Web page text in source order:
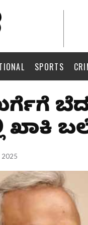
SPORTS
ಖಾಕಿ
2025